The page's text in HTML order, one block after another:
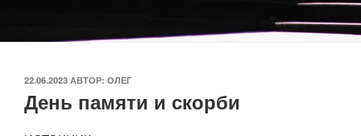
ОПУБЛИКОВАНО
22.06.2023 АВТОР: ОЛЕГ
День памяти и скорби